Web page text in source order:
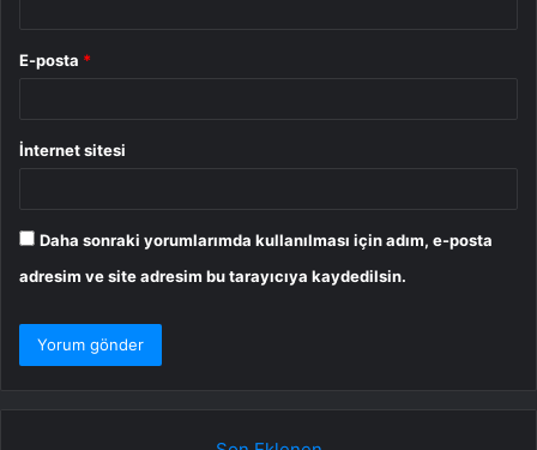
E-posta *
İnternet sitesi
Daha sonraki yorumlarımda kullanılması için adım, e-posta
adresim ve site adresim bu tarayıcıya kaydedilsin.